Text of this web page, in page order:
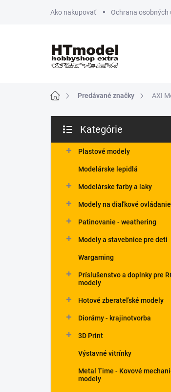
Ako nakupovať Ochrana osobných
DomovPredávané značky AXI
č
kategórie
Kategórie
Plastové modely
Modelárske lepidlá
Modelárske farby a laky
Modely na diaľkové ovládanie
Patinovanie - weathering
Modely a stavebnice pre deti
Wargaming
Príslušenstvo a doplnky pre
modely
Hotové zberateľské modely
Diorámy - krajinotvorba
3D Print
Výstavné vitrínky
Metal Time - Kovové
modely